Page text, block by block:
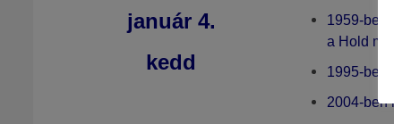
január 4.
kedd
1959-ben
a Hold
1995-ben
2004-ben